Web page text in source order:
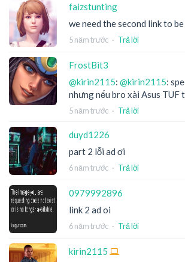
faizstunting
we need the second link to
5 năm trước · Trả lời
FrostBit3
@kirin2115: @kirin2115:
nhưng nếu bro xài Asus TUF
5 năm trước · Trả lời
duyd1226
part 2 lỗi ad ơi
6 năm trước · Trả lời
0979992896
link 2 ad oi
6 năm trước · Trả lời
kirin2115